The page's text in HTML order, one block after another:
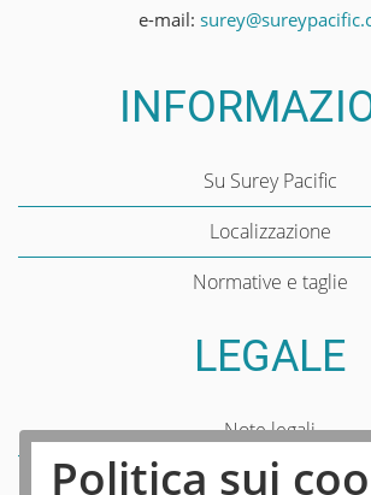
e-mail:
Su Surey Pacific
Localizzazione
Normative e taglie
LEGALE
Note legali
Politica dei cookie
Politica sui